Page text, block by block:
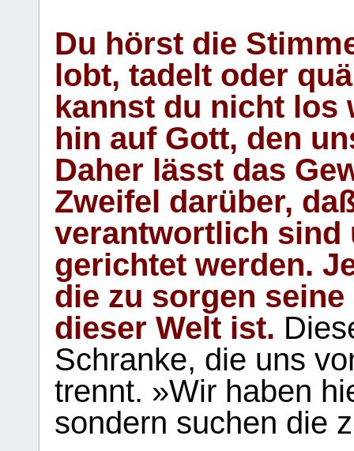
Du hörst die
lobt, tadelt oder
kannst du nicht los
hin auf Gott, den
Daher lässt das
Zweifel darüber,
verantwortlich sind
gerichtet werden.
die zu sorgen
dieser Welt ist.
Schranke, die uns
trennt. »Wir haben
sondern suchen die